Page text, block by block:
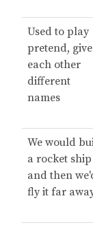
Used to play
pretend, give
each other
different
names
We would
a rocket ship
and then
fly it far